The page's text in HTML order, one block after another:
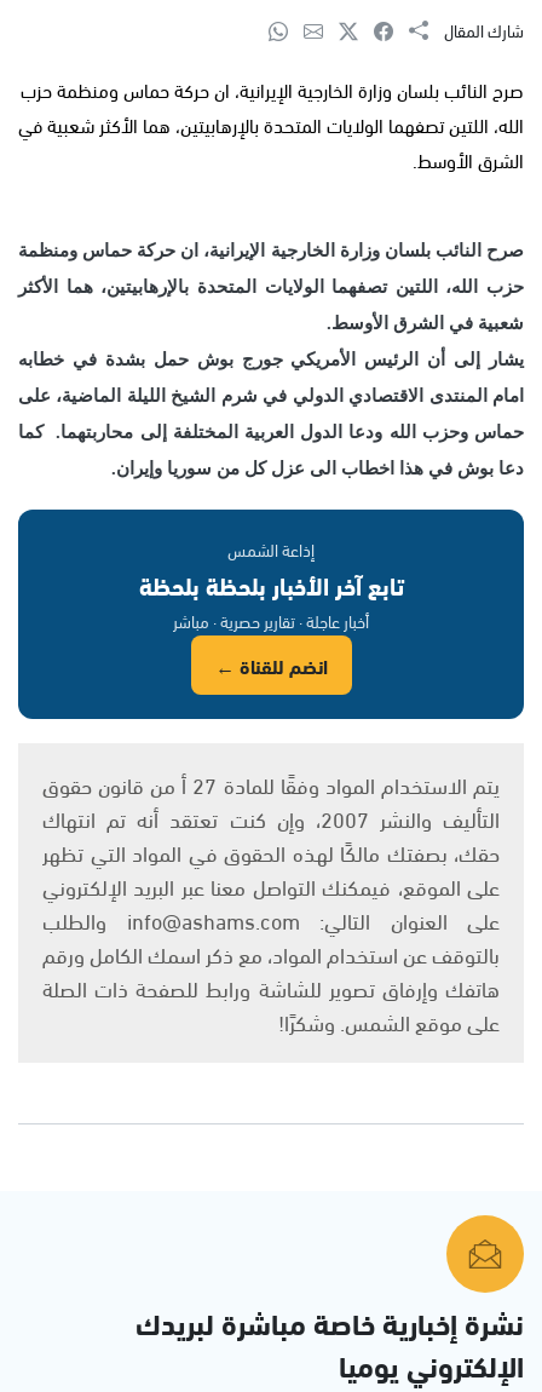
شارك المقال
صرح النائب بلسان وزارة الخارجية الإيرانية، ان حركة حماس ومنظمة حزب
الله، اللتين تصفهما الولايات المتحدة بالإرهابيتين، هما الأكثر شعبية في
الشرق الأوسط.
صرح النائب بلسان وزارة الخارجية الإيرانية، ان حركة حماس ومنظمة
حزب الله، اللتين تصفهما الولايات المتحدة بالإرهابيتين، هما الأكثر
شعبية في الشرق الأوسط.
يشار إلى أن الرئيس الأمريكي جورج بوش حمل بشدة في خطابه
امام المنتدى الاقتصادي الدولي في شرم الشيخ الليلة الماضية، على
حماس وحزب الله ودعا الدول العربية المختلفة إلى محاربتهما.
كما
دعا بوش في هذا اخطاب الى عزل كل من سوريا وإيران.
إذاعة الشمس
تابع آخر الأخبار بلحظة بلحظة
أخبار عاجلة · تقارير حصرية · مباشر
انضم للقناة ←
يتم الاستخدام المواد وفقًا للمادة 27 أ من قانون حقوق
التأليف والنشر 2007، وإن كنت تعتقد أنه تم انتهاك
حقك، بصفتك مالكًا لهذه الحقوق في المواد التي تظهر
على الموقع، فيمكنك التواصل معنا عبر البريد الإلكتروني
على العنوان التالي: info@ashams.com والطلب
بالتوقف عن استخدام المواد، مع ذكر اسمك الكامل ورقم
هاتفك وإرفاق تصوير للشاشة ورابط للصفحة ذات الصلة
على موقع الشمس. وشكرًا!
نشرة إخبارية خاصة مباشرة لبريدك
الإلكتروني يوميا